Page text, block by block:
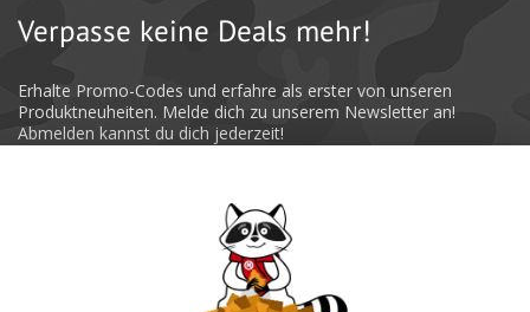
Verpasse keine Deals mehr!
Erhalte Promo-Codes und erfahre als erster von unseren
Produktneuheiten. Melde dich zu unserem Newsletter an!
Abmelden kannst du dich jederzeit!
Absenden